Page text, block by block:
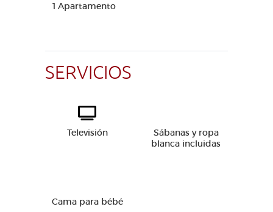
1 Apartamento
SERVICIOS
Televisión
Sábanas y ropa
blanca incluidas
Cama para bébé